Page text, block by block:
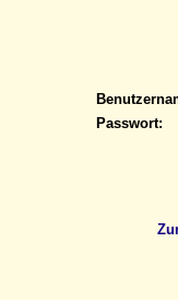
Passwort: